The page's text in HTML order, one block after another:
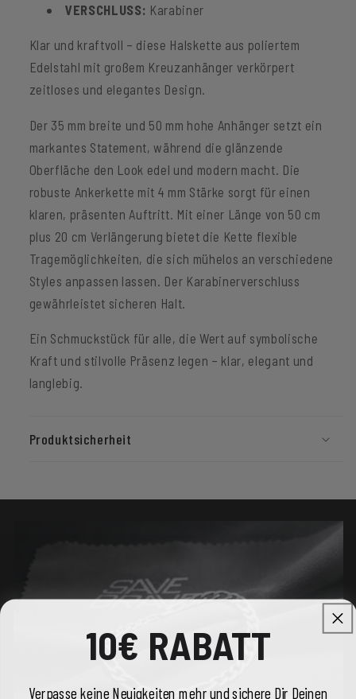
VERSCHLUSS: Karabiner
Klar und kraftvoll – diese Halskette aus poliertem
Edelstahl mit großem Kreuzanhänger verkörpert
zeitloses und elegantes Design.
Der 35 mm breite und 50 mm hohe Anhänger setzt ein
markantes Statement, während die glänzende
Oberfläche den Look edel und modern macht. Die
robuste Ankerkette mit 4 mm Stärke sorgt für einen
klaren, präsenten Auftritt. Mit einer Länge von 50 cm
plus 20 cm Verlängerung bietet die Kette flexible
Tragemöglichkeiten, die sich mühelos an verschiedene
Styles anpassen lassen. Der Karabinerverschluss
gewährleistet sicheren Halt.
Ein Schmuckstück für alle, die Wert auf symbolische
Kraft und stilvolle Präsenz legen – klar, elegant und
langlebig.
Produktsicherheit
10€ RABATT
Verpasse keine Neuigkeiten mehr und sichere Dir Deinen